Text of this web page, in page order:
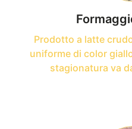
Prodotto a latte
uniforme di color
stagionatura va